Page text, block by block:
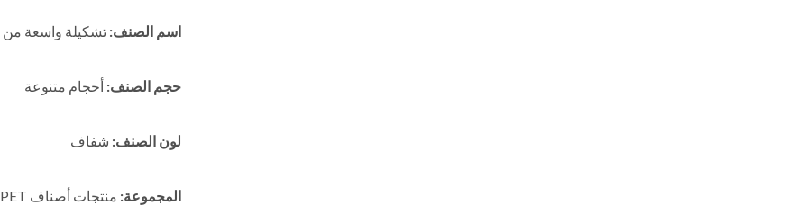
اسم الصنف: تشكيلة واسعة من
حجم الصنف: أحجام متنوعة
لون الصنف: شفاف
المجموعة: منتجات أصناف PET